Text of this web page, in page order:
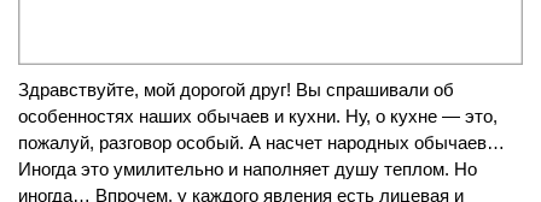
Здравствуйте, мой дорогой друг! Вы спрашивали об
особенностях наших обычаев и кухни. Ну, о кухне — это,
пожалуй, разговор особый. А насчет народных обычаев…
Иногда это умилительно и наполняет душу теплом. Но
иногда… Впрочем, у каждого явления есть лицевая и